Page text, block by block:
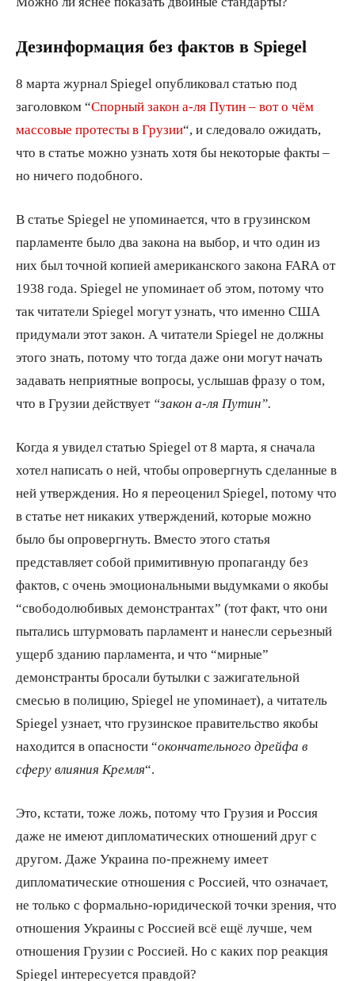
Дезинформация без фактов в Spiegel
8 марта журнал Spiegel опубликовал статью под
заголовком “Спорный закон а-ля Путин – вот о чём
массовые протесты в Грузии“, и следовало ожидать,
что в статье можно узнать хотя бы некоторые факты –
но ничего подобного.
В статье Spiegel не упоминается, что в грузинском
парламенте было два закона на выбор, и что один из
них был точной копией американского закона FARA от
1938 года. Spiegel не упоминает об этом, потому что
так читатели Spiegel могут узнать, что именно США
придумали этот закон. А читатели Spiegel не должны
этого знать, потому что тогда даже они могут начать
задавать неприятные вопросы, услышав фразу о том,
что в Грузии действует “закон а-ля Путин”.
Когда я увидел статью Spiegel от 8 марта, я сначала
хотел написать о ней, чтобы опровергнуть сделанные в
ней утверждения. Но я переоценил Spiegel, потому что
в статье нет никаких утверждений, которые можно
было бы опровергнуть. Вместо этого статья
представляет собой примитивную пропаганду без
фактов, с очень эмоциональными выдумками о якобы
“свободолюбивых демонстрантах” (тот факт, что они
пытались штурмовать парламент и нанесли серьезный
ущерб зданию парламента, и что “мирные”
демонстранты бросали бутылки с зажигательной
смесью в полицию, Spiegel не упоминает), а читатель
Spiegel узнает, что грузинское правительство якобы
находится в опасности “окончательного дрейфа в
сферу влияния Кремля“.
Это, кстати, тоже ложь, потому что Грузия и Россия
даже не имеют дипломатических отношений друг с
другом. Даже Украина по-прежнему имеет
дипломатические отношения с Россией, что означает,
не только с формально-юридической точки зрения, что
отношения Украины с Россией всё ещё лучше, чем
отношения Грузии с Россией. Но с каких пор реакция
Spiegel интересуется правдой?